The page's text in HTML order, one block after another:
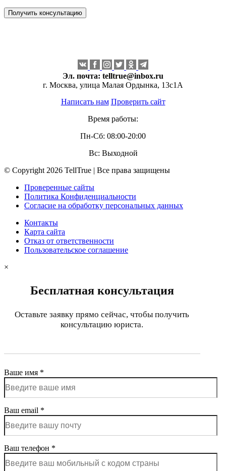
Эл. почта: telltrue@inbox.ru
г. Москва, улица Малая Ордынка, 13с1А
Написать нам Проверить сайт
Время работы:
Пн-Сб: 08:00-20:00
Вс: Выходной
© Copyright 2026 TellTrue | Все права защищены
Проверенные сайты
Политика Конфиденциальности
Согласие на обработку персональных данных
Контакты
Карта сайта
Отказ от ответственности
Пользовательское соглашение
×
Бесплатная консультация
Оставьте заявку прямо сейчас, чтобы получить
консультацию юриста.
Ваше имя *
Ваш email *
Ваш телефон *